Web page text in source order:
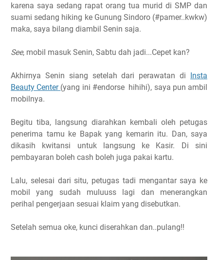
karena saya sedang rapat orang tua murid di SMP dan
suami sedang hiking ke Gunung Sindoro (#pamer..kwkw)
maka, saya bilang diambil Senin saja.
See, mobil masuk Senin, Sabtu dah jadi...Cepet kan?
Akhirnya Senin siang setelah dari perawatan di Insta
Beauty Center (yang ini #endorse hihihi), saya pun ambil
mobilnya.
Begitu tiba, langsung diarahkan kembali oleh petugas
penerima tamu ke Bapak yang kemarin itu. Dan, saya
dikasih kwitansi untuk langsung ke Kasir. Di sini
pembayaran boleh cash boleh juga pakai kartu.
Lalu, selesai dari situ, petugas tadi mengantar saya ke
mobil yang sudah muluuss lagi dan menerangkan
perihal pengerjaan sesuai klaim yang disebutkan.
Setelah semua oke, kunci diserahkan dan..pulang!!